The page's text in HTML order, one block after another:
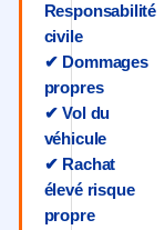
Responsabilité
civile
✔ Dommages
propres
✔ Vol du
véhicule
✔ Rachat
élevé risque
propre